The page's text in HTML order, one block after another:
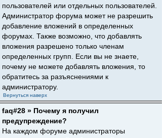
пользователей или отдельных пользователей.
Администратор форума может не разрешить
добавление вложений в определенных
форумах. Также возможно, что добавлять
вложения разрешено только членам
определенных групп. Если вы не знаете,
почему не можете добавлять вложения, то
обратитесь за разъяснениями к
администратору.
Вернуться наверх
faq#28 » Почему я получил
предупреждение?
На каждом форуме администраторы